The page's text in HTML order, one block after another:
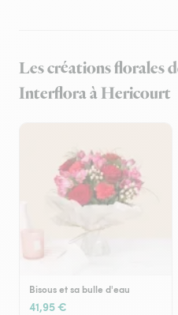
Les créations florales
Interflora à Hericourt
Bisous et sa bulle d'eau
41,95 €